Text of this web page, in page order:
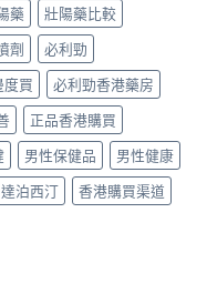
藥
壯陽藥比較
劑
必利勁
度買
必利勁香港藥房
正品香港購買
男性保健品
男性健康
達泊西汀 香港購買渠道